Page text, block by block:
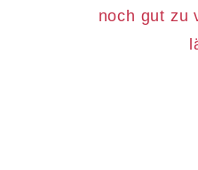
noch gut zu